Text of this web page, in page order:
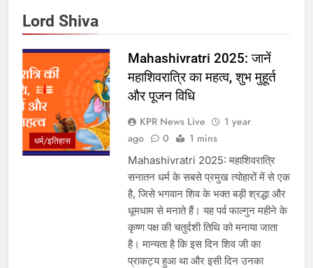
Lord Shiva
धर्म/इतिहास
Mahashivratri 2025: जानें
महाशिवरात्रि का महत्व, शुभ मुहूर्त
और पूजन विधि
KPR News Live
1 year
ago
0 1 mins
Mahashivratri 2025: महाशिवरात्रि
सनातन धर्म के सबसे प्रमुख त्योहारों में से एक
है, जिसे भगवान शिव के भक्त बड़ी श्रद्धा और
धूमधाम से मनाते हैं। यह पर्व फाल्गुन महीने के
कृष्ण पक्ष की चतुर्दशी तिथि को मनाया जाता
है। मान्यता है कि इस दिन शिव जी का
प्राकट्य हुआ था और इसी दिन उनका